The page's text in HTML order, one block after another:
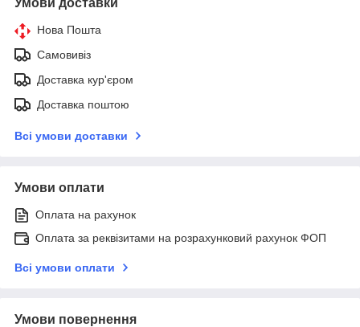
Нова Пошта
Самовивіз
Доставка кур'єром
Доставка поштою
Всі умови доставки
Умови оплати
Оплата на рахунок
Оплата за реквізитами на розрахунковий рахунок ФОП
Всі умови оплати
Умови повернення